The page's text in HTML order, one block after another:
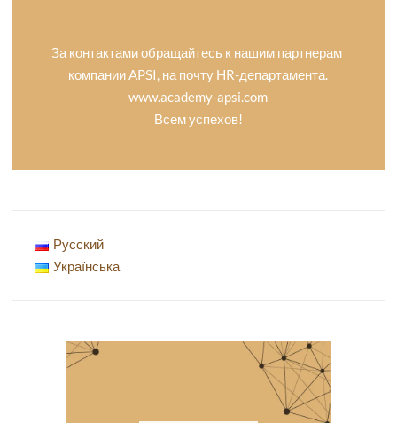
За контактами обращайтесь к нашим партнерам
компании APSI, на почту HR-департамента.
www.academy-apsi.com
Всем успехов!
Русский
Українська